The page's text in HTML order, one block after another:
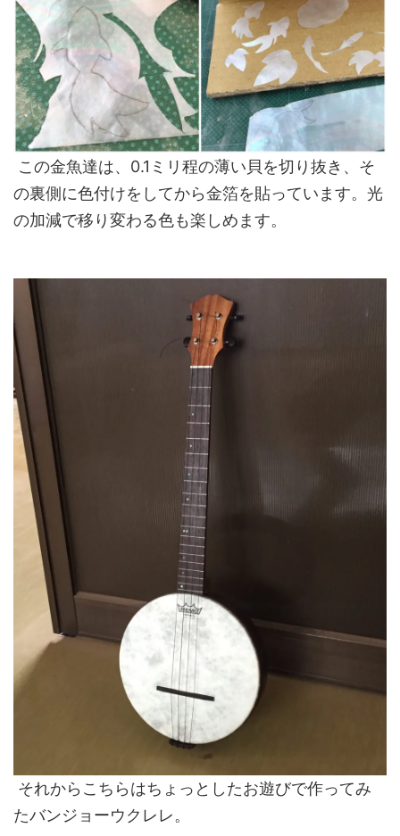
この金魚達は、0.1ミリ程の薄い貝を切り抜き、そ
の裏側に色付けをしてから金箔を貼っています。光
の加減で移り変わる色も楽しめます。
それからこちらはちょっとしたお遊びで作ってみ
たバンジョーウクレレ。